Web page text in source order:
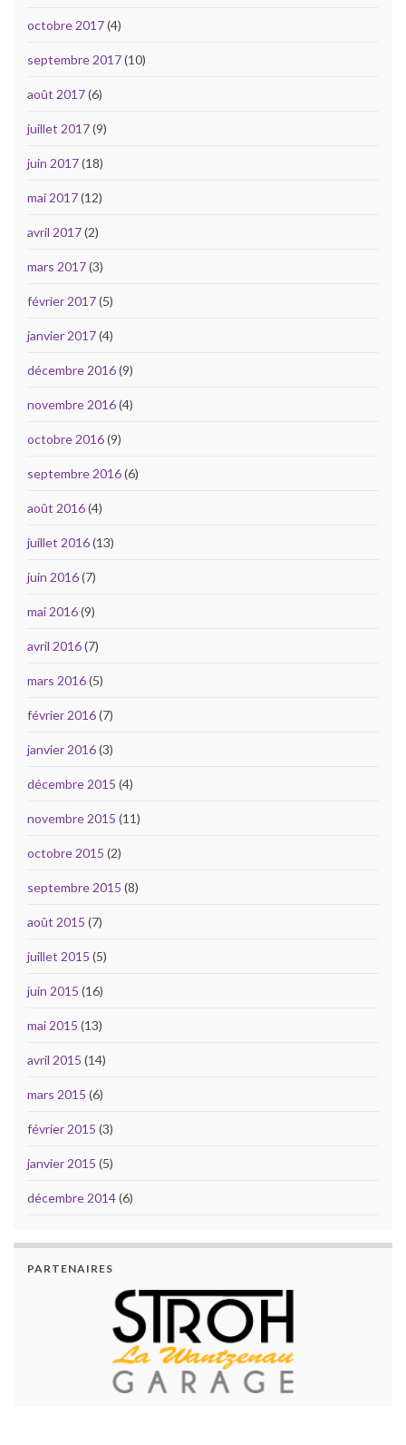
octobre 2017(4)
septembre 2017(10)
août 2017(6)
juillet 2017(9)
juin 2017(18)
mai 2017(12)
avril 2017(2)
mars 2017(3)
février 2017(5)
janvier 2017(4)
décembre 2016(9)
novembre 2016(4)
octobre 2016(9)
septembre 2016(6)
août 2016(4)
juillet 2016(13)
juin 2016(7)
mai 2016(9)
avril 2016(7)
mars 2016(5)
février 2016(7)
janvier 2016(3)
décembre 2015 (4)
novembre 2015 (11)
octobre 2015 (2)
septembre 2015 (8)
août 2015 (7)
juillet 2015 (5)
juin 2015 (16)
mai 2015 (13)
avril 2015 (14)
mars 2015 (6)
février 2015 (3)
janvier 2015 (5)
décembre 2014(6)
PARTENAIRES